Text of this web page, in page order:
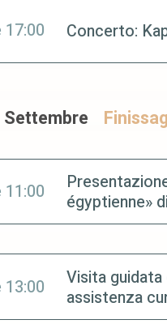
17:00 Concerto:
Settembre
11:00
égyptienne»
13:00
Visita
assistenza